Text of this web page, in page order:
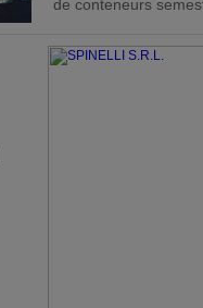
de conteneurs